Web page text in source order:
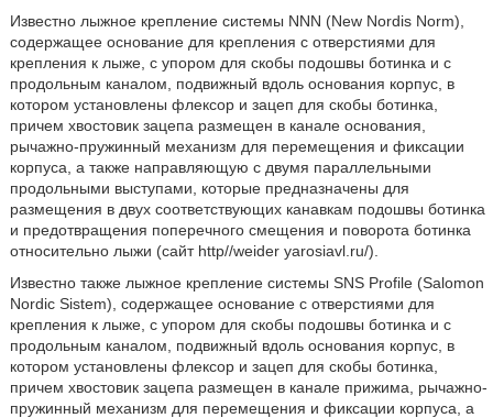
Известно лыжное крепление системы NNN (New Nordis Norm),
содержащее основание для крепления с отверстиями для
крепления к лыже, с упором для скобы подошвы ботинка и с
продольным каналом, подвижный вдоль основания корпус, в
котором установлены флексор и зацеп для скобы ботинка,
причем хвостовик зацепа размещен в канале основания,
рычажно-пружинный механизм для перемещения и фиксации
корпуса, а также направляющую с двумя параллельными
продольными выступами, которые предназначены для
размещения в двух соответствующих канавкам подошвы ботинка
и предотвращения поперечного смещения и поворота ботинка
относительно лыжи (сайт http//weider yarosiavl.ru/).
Известно также лыжное крепление системы SNS Profile (Salomon
Nordic Sistem), содержащее основание с отверстиями для
крепления к лыже, с упором для скобы подошвы ботинка и с
продольным каналом, подвижный вдоль основания корпус, в
котором установлены флексор и зацеп для скобы ботинка,
причем хвостовик зацепа размещен в канале прижима, рычажно-
пружинный механизм для перемещения и фиксации корпуса, а